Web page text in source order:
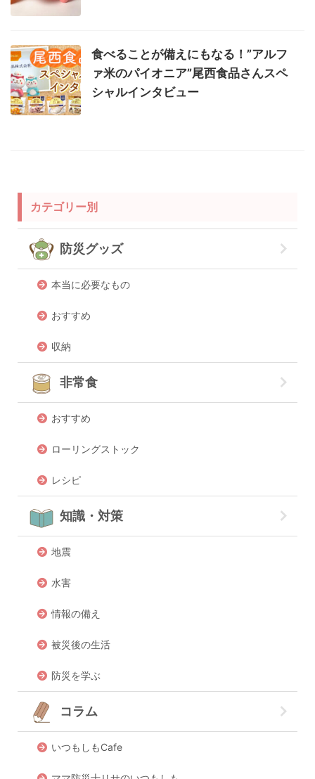
食べることが備えにもなる！”アルフ
ァ米のパイオニア”尾西食品さんスペ
シャルインタビュー
カテゴリー別
防災グッズ
本当に必要なもの
おすすめ
収納
非常食
おすすめ
ローリングストック
レシピ
知識・対策
地震
水害
情報の備え
被災後の生活
防災を学ぶ
コラム
いつもしもCafe